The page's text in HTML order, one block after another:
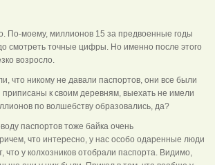
По-моему, миллионов 15 за предвоенные годы
смотреть точные цифры. Но именно после этого
возросло.
что никому не давали паспортов, они все были
к своим деревням, выехать не имели
по волшебству образовались, да?
паспортов тоже байка очень
что интересно, у нас особо одаренные люди
что у колхозников отобрали паспорта. Видимо,